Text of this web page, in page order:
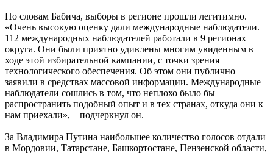
По словам Бабича, выборы в регионе прошли легитимно.
«Очень высокую оценку дали международные наблюдатели.
112 международных наблюдателей работали в 9 регионах
округа. Они были приятно удивлены многим увиденным в
ходе этой избирательной кампании, с точки зрения
технологического обеспечения. Об этом они публично
заявили в средствах массовой информации. Международные
наблюдатели сошлись в том, что неплохо было бы
распространить подобный опыт и в тех странах, откуда они к
нам приехали», – подчеркнул он.
За Владимира Путина наибольшее количество голосов отдали
в Мордовии, Татарстане, Башкортостане, Пензенской области,